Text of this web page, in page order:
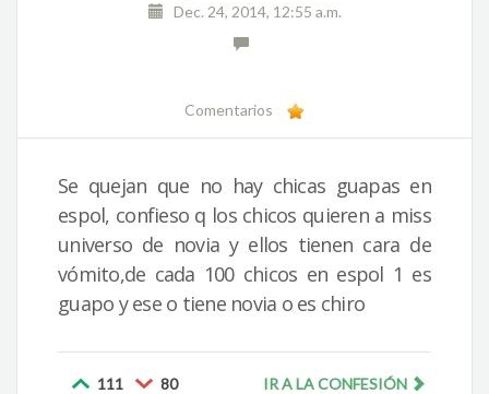
Dec. 24, 2014, 12:55 a.m.
Comentarios
Se quejan que no hay chicas guapas en
espol, confieso q los chicos quieren a miss
universo de novia y ellos tienen cara de
vómito,de cada 100 chicos en espol 1 es
guapo y ese o tiene novia o es chiro
111 80 IR A LA CONFESIÓN